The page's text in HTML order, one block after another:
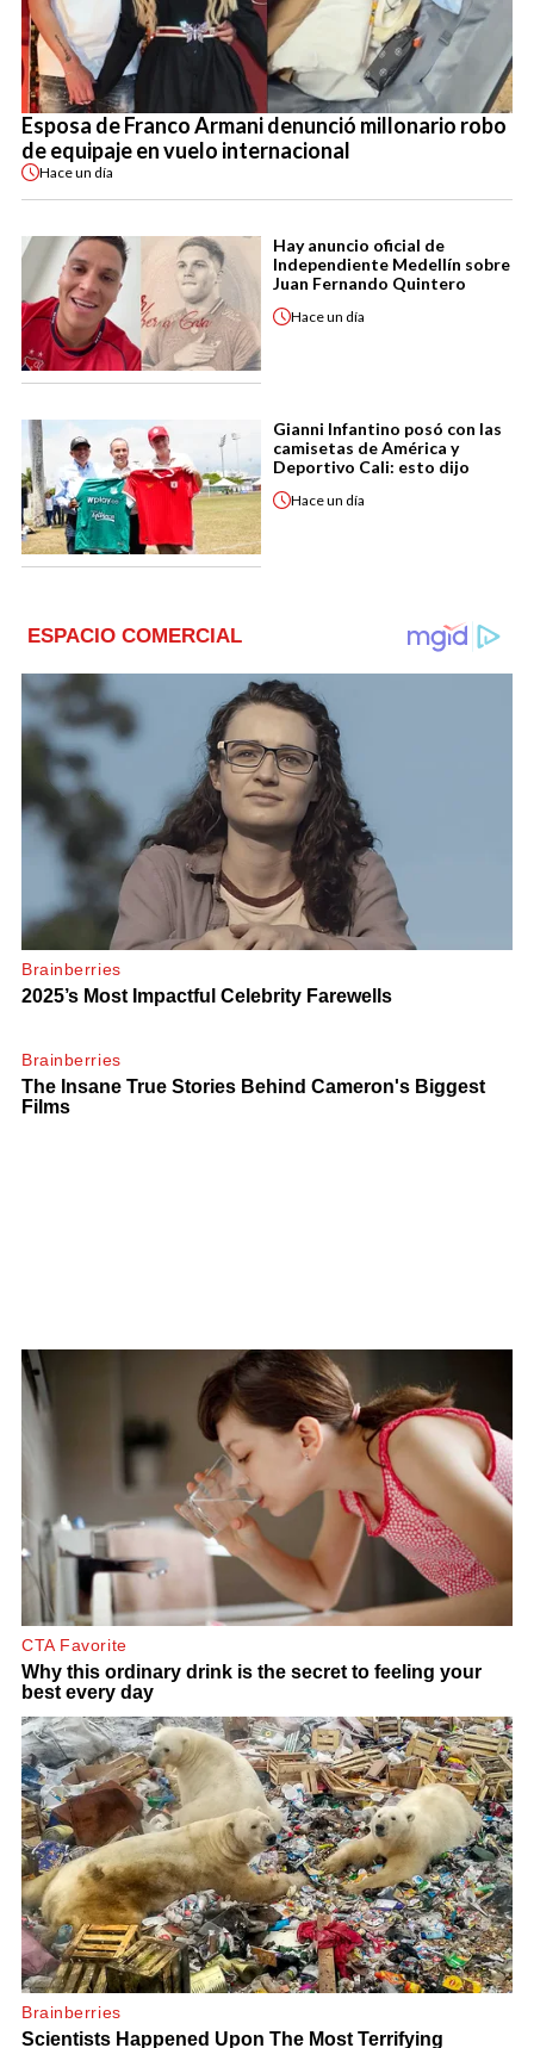
Esposa de Franco Armani denunció millonario robo
de equipaje en vuelo internacional
Haceun día
Hay anuncio oficial de
Independiente Medellín sobre
Juan Fernando Quintero
Haceun día
Gianni Infantino posó con las
camisetas de América y
Deportivo Cali: esto dijo
Haceun día